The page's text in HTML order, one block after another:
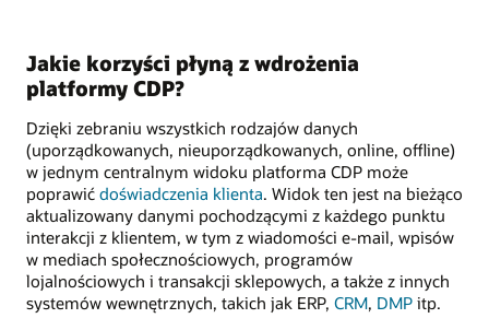
Jakie korzyści płyną z wdrożenia
platformy CDP?
Dzięki zebraniu wszystkich rodzajów danych
(uporządkowanych, nieuporządkowanych, online, offline)
w jednym centralnym widoku platforma CDP może
poprawić doświadczenia klienta. Widok ten jest na bieżąco
aktualizowany danymi pochodzącymi z każdego punktu
interakcji z klientem, w tym z wiadomości e-mail, wpisów
w mediach społecznościowych, programów
lojalnościowych i transakcji sklepowych, a także z innych
systemów wewnętrznych, takich jak ERP, CRM, DMP itp.